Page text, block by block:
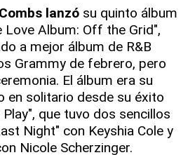
Combs lanzó su quinto álbum
Love Album: Off the Grid",
a mejor álbum de R&B
Grammy de febrero, pero
El álbum era su
en solitario desde su éxito
que tuvo dos sencillos
Night" con Keyshia Cole y
Nicole Scherzinger.